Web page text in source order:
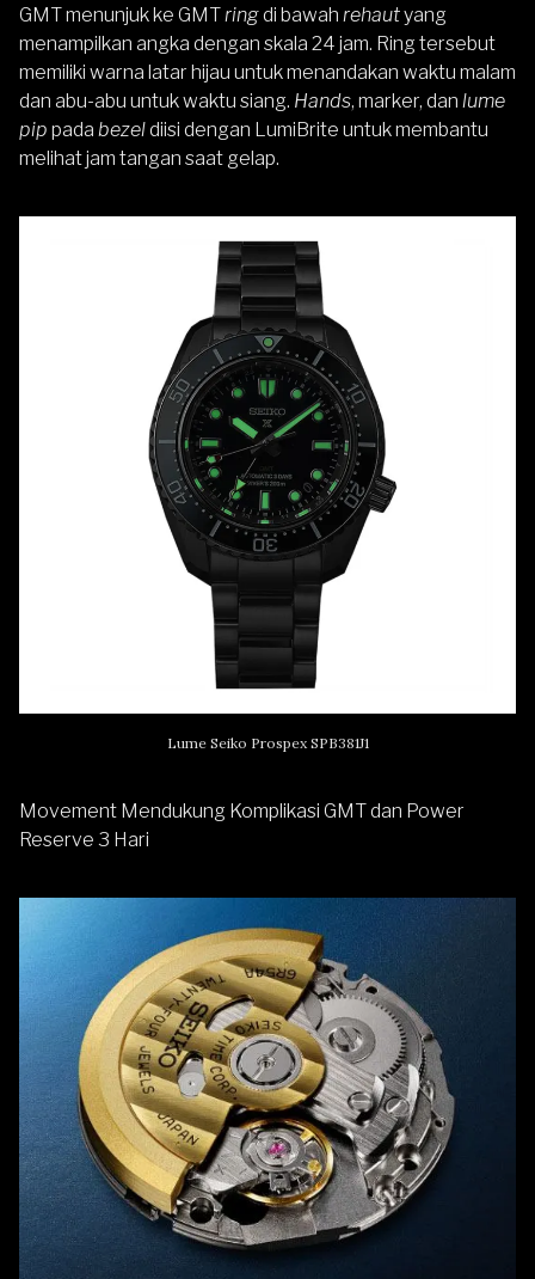
GMT menunjuk ke GMTringdi bawah rehautyang
menampilkan angka dengan skala 24 jam. Ring tersebut
memiliki warna latar hijau untuk menandakan waktu malam
dan abu-abu untuk waktu siang. Hands, marker, dan lume
pip pada bezeldiisi dengan LumiBrite untuk membantu
melihat jam tangan saat gelap.
Lume Seiko Prospex SPB381J1
Movement Mendukung Komplikasi GMT dan Power
Reserve 3 Hari